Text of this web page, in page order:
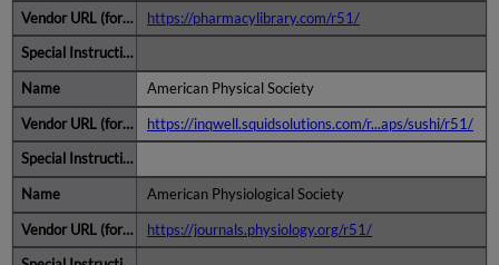
https://pharmacylibrary.com/r51/
American Physical Society
https://inqwell.squidsolutions.com/r...aps/sushi/r51/
American Physiological Society
https://journals.physiology.org/r51/